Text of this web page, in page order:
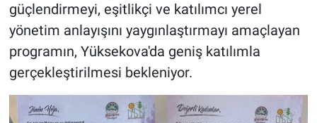
güçlendirmeyi, eşitlikçi ve katılımcı yerel
yönetim anlayışını yaygınlaştırmayı amaçlayan
programın, Yüksekova'da geniş katılımla
gerçekleştirilmesi bekleniyor.